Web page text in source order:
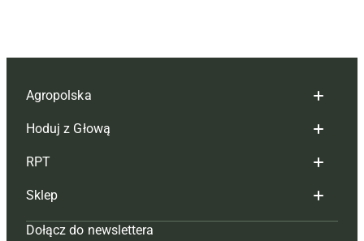
Agropolska
Redakcja
Reklama
Tagi
Mapa serwisu
Hoduj z Głową
Hoduj z głową bydło
Hoduj z głową świnie
Prenumerata
RPT
Redakcja
Prenumerata
Sklep
Czasopisma i prenumerata
Dołącz do newslettera